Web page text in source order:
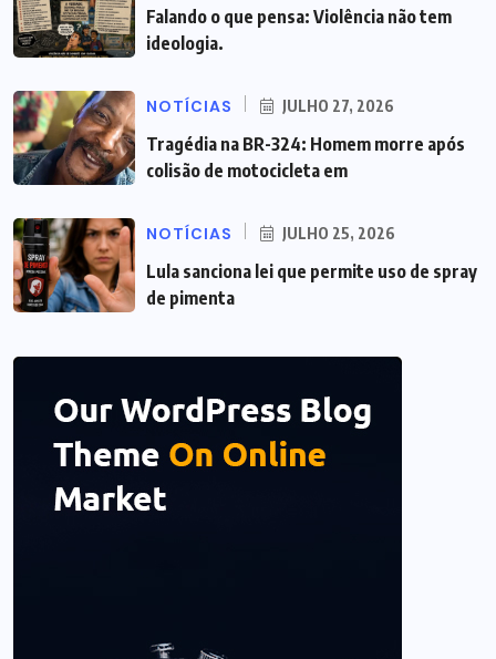
Falando o que pensa: Violência não tem
ideologia.
NOTÍCIAS JULHO 27, 2026
Tragédia na BR-324: Homem morre após
colisão de motocicleta em
NOTÍCIAS JULHO 25, 2026
Lula sanciona lei que permite uso de spray
de pimenta